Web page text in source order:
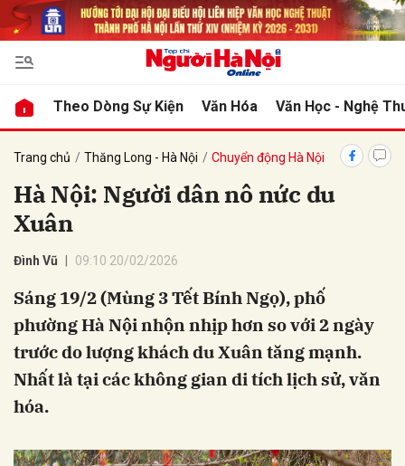
Theo Dòng Sự Kiện Văn Hóa Văn Học - Nghệ
Trang chủ Thăng Long - Hà Nội Chuyển động Hà Nội
Hà Nội: Người dân nô nức du
Xuân
Đình Vũ 09:10 20/02/2026
Sáng 19/2 (Mùng 3 Tết Bính Ngọ), phố
phường Hà Nội nhộn nhịp hơn so với 2 ngày
trước do lượng khách du Xuân tăng mạnh.
Nhất là tại các không gian di tích lịch sử, văn
hóa.
luận
Hủy